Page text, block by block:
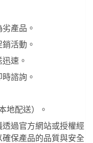
產品。
活動。
速。
諮詢。
地配送）。
過官方網站或授權經
保產品的品質與安全